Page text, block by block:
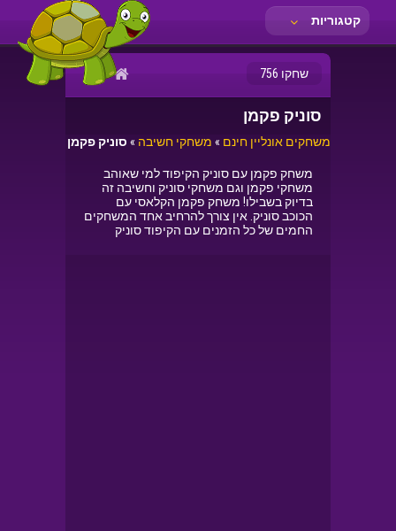
קטגוריות
שחקו 756
סוניק פקמן
משחקים אונליין חינם » משחקי חשיבה » סוניק פקמן
משחק פקמן עם סוניק הקיפוד למי שאוהב
משחקי פקמן וגם משחקי סוניק וחשיבה זה
בדיוק בשבילו! משחק פקמן הקלאסי עם
הכוכב סוניק. אין צורך להרחיב אחד המשחקים
החמים של כל הזמנים עם הקיפוד סוניק